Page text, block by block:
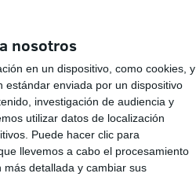
nosotros
en un dispositivo, como cookies, y
estándar enviada por un dispositivo
investigación de audiencia y
utilizar datos de localización
Puede hacer clic para
llevemos a cabo el procesamiento
detallada y cambiar sus